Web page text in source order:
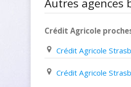
Autres agences
Crédit Agricole